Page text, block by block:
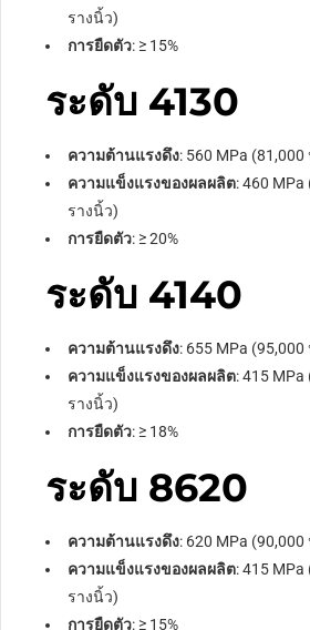
รางนิ้ว)
การยืดตัว: ≥ 15%
ระดับ 4130
ความต้านแรงดึง: 560 MPa
ความแข็งแรงของผลผลิต: 460
รางนิ้ว)
การยืดตัว: ≥20%
ระดับ 4140
ความต้านแรงดึง: 655 MPa
ความแข็งแรงของผลผลิต: 415
รางนิ้ว)
การยืดตัว: ≥ 18%
ระดับ 8620
ความต้านแรงดึง: 620 MPa
ความแข็งแรงของผลผลิต: 415
รางนิ้ว)
การยืดตัว: ≥ 15%